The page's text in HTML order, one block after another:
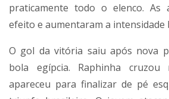
praticamente todo o elenco. As
efeito e aumentaram a intensidade
O gol da vitória saiu após nova
bola egípcia. Raphinha
apareceu para finalizar de pé